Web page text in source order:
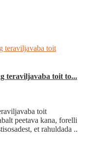
teraviljavaba toit to...
toit
peetava kana, forelli
et rahuldada ..